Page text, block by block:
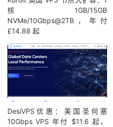
核1GB/15GB
NVMe/10Gbps@2TB，年付
£14.88 起
DesiVPS优惠：美国圣何塞
10Gbps VPS 年付 $11.6 起，